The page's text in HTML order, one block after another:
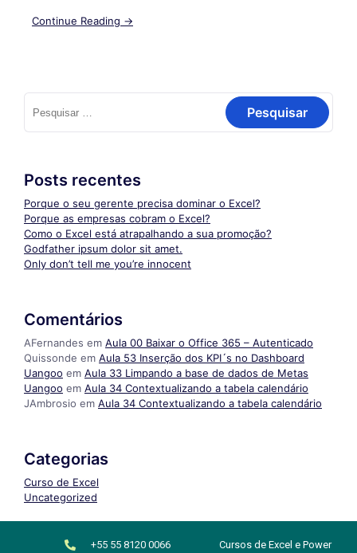
Continue Reading →
Posts recentes
Porque o seu gerente precisa dominar o Excel?
Porque as empresas cobram o Excel?
Como o Excel está atrapalhando a sua promoção?
Godfather ipsum dolor sit amet.
Only don’t tell me you’re innocent
Comentários
AFernandes em Aula 00 Baixar o Office 365 – Autenticado
Quissonde em Aula 53 Inserção dos KPI´s no Dashboard
Uangoo em Aula 33 Limpando a base de dados de Metas
Uangoo em Aula 34 Contextualizando a tabela calendário
JAmbrosio em Aula 34 Contextualizando a tabela calendário
Categorias
Curso de Excel
Uncategorized
+55 55 8120 0066 Cursos de Excel e Power